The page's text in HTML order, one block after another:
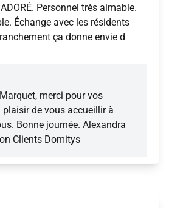
Personnel très aimable.
Échange avec les résidents
ça donne envie d
merci pour vos
de vous accueillir à
Bonne journée. Alexandra
Clients Domitys